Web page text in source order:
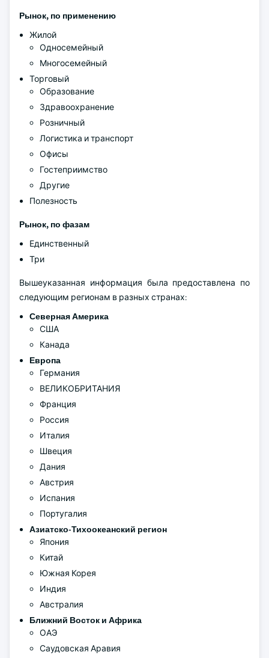
Рынок, по применению
Жилой
Односемейный
Многосемейный
Торговый
Образование
Здравоохранение
Розничный
Логистика и транспорт
Офисы
Гостеприимство
Другие
Полезность
Рынок, по фазам
Единственный
Три
Вышеуказанная информация была предоставлена по
следующим регионам в разных странах:
Северная Америка
США
Канада
Европа
Германия
ВЕЛИКОБРИТАНИЯ
Франция
Россия
Италия
Швеция
Дания
Австрия
Испания
Португалия
Азиатско-Тихоокеанский регион
Япония
Китай
Южная Корея
Индия
Австралия
Ближний Восток и Африка
ОАЭ
Саудовская Аравия